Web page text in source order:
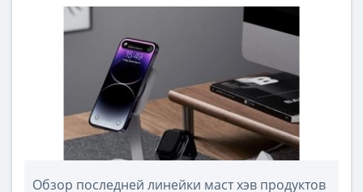
подросшего малыша, в рацион которого вводится
прикорм, детские бутылочки просто
необходимы.Детские бутылочки сегодня
представлены широким ..
Обзор последней линейки маст хэв продуктов